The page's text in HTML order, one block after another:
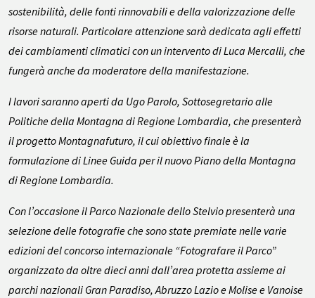
sostenibilità, delle fonti rinnovabili e della valorizzazione delle
risorse naturali. Particolare attenzione sarà dedicata agli effetti
dei cambiamenti climatici con un intervento di Luca Mercalli, che
fungerà anche da moderatore della manifestazione.
I lavori saranno aperti da Ugo Parolo, Sottosegretario alle
Politiche della Montagna di Regione Lombardia, che presenterà
il progetto Montagnafuturo, il cui obiettivo finale è la
formulazione di Linee Guida per il nuovo Piano della Montagna
di Regione Lombardia.
Con l’occasione il Parco Nazionale dello Stelvio presenterà una
selezione delle fotografie che sono state premiate nelle varie
edizioni del concorso internazionale “Fotografare il Parco”
organizzato da oltre dieci anni dall’area protetta assieme ai
parchi nazionali Gran Paradiso, Abruzzo Lazio e Molise e Vanoise